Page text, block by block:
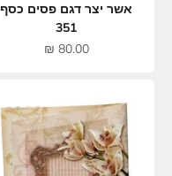
אשר יצר דגם פסים כסף
351
מחיר מבצע
80.00 ₪